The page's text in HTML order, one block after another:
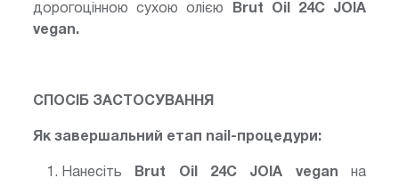
дорогоцінною сухою олією
Brut Oil 24С JOIA
vegan.
СПОСІБ ЗАСТОСУВАННЯ
Як завершальний етап nail-процедури:
Нанесіть Brut Oil 24С JOIA vegan на